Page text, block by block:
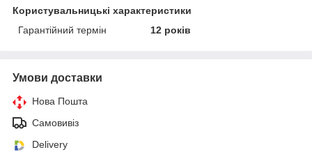
Користувальницькі характеристики
Гарантійний термін
12 років
Умови доставки
Нова Пошта
Самовивіз
Delivery